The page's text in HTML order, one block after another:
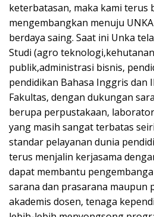
keterbatasan, maka kami terus
mengembangkan menuju
berdaya saing. Saat ini Unka
Studi (agro
publik,administrasi bisnis,
pendidikan Bahasa Inggris dan
Fakultas, dengan dukungan
berupa perpustakaan,
yang masih sangat terbatas
standar pelayanan dunia
terus menjalin kerjasama
dapat membantu
sarana dan prasarana maupun
akademis dosen, tenaga